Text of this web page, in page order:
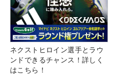
ネクストヒロイン選手とラウ
ンドできるチャンス！詳しく
はこちら！